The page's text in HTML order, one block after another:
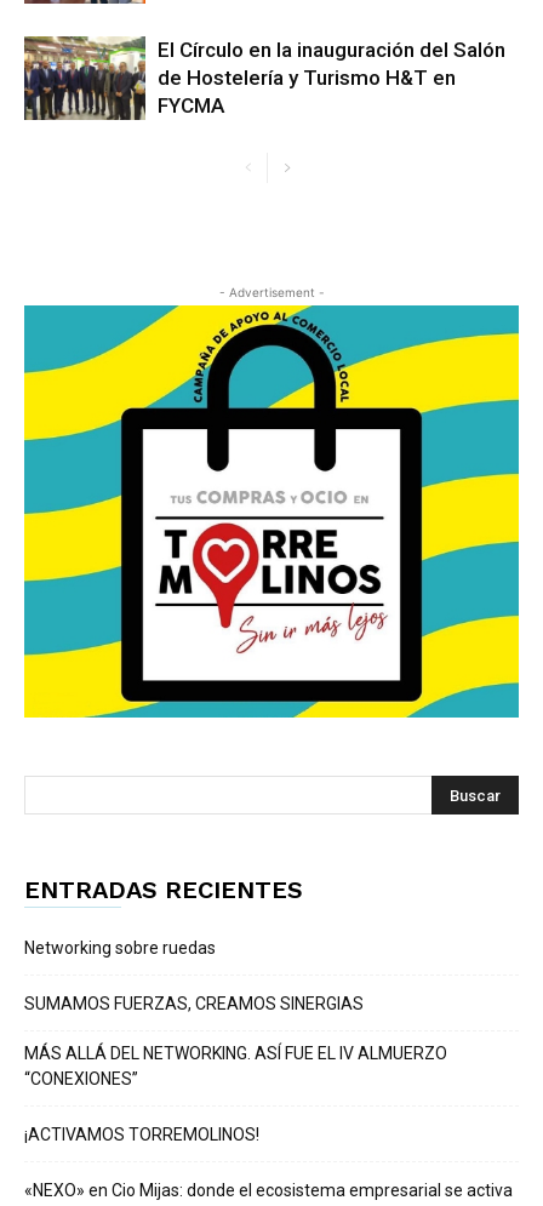
El Círculo en la inauguración del Salón
de Hostelería y Turismo H&T en
FYCMA
- Advertisement -
ENTRADAS RECIENTES
Networking sobre ruedas
SUMAMOS FUERZAS, CREAMOS SINERGIAS
MÁS ALLÁ DEL NETWORKING. ASÍ FUE EL IV ALMUERZO
“CONEXIONES”
¡ACTIVAMOS TORREMOLINOS!
«NEXO» en Cio Mijas: donde el ecosistema empresarial se activa